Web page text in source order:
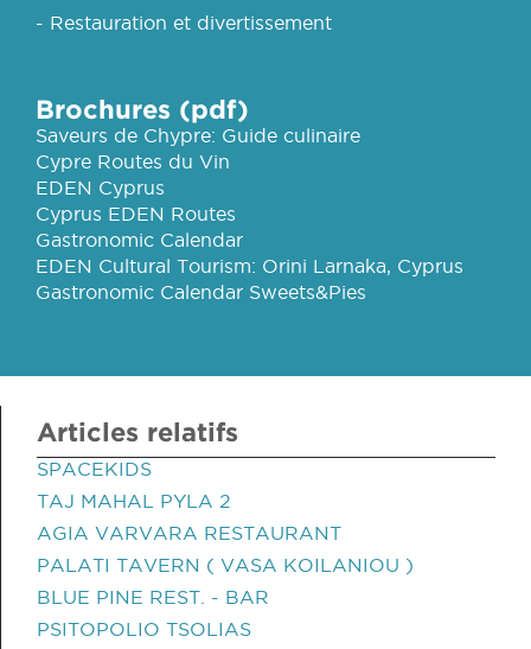
- Restauration et divertissement
Brochures (pdf)
Saveurs de Chypre: Guide culinaire
Cypre Routes du Vin
EDEN Cyprus
Cyprus EDEN Routes
Gastronomic Calendar
EDEN Cultural Tourism: Orini Larnaka, Cyprus
Gastronomic Calendar Sweets&Pies
Articles relatifs
SPACEKIDS
TAJ MAHAL PYLA 2
AGIA VARVARA RESTAURANT
PALATI TAVERN ( VASA KOILANIOU )
BLUE PINE REST. - BAR
PSITOPOLIO TSOLIAS